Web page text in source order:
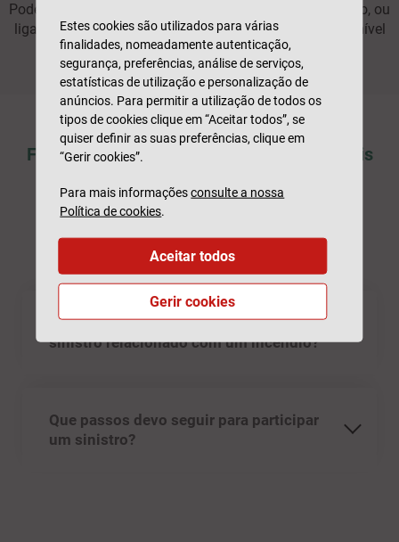
Pode sempre falar com o seu agente se precisar de apoio, ou
ligar para a nossa linha de clientes 211 520 310, disponível
durante os dias úteis das 09h às 19h.
Ficou com dúvidas? Veja as perguntas mais
Geral
Como e quando devo comunicar um
sinistro relacionado com um incêndio?
Que passos devo seguir para participar
um sinistro?
Estes cookies são utilizados para várias
finalidades, nomeadamente autenticação,
segurança, preferências, análise de serviços,
estatísticas de utilização e personalização de
anúncios. Para permitir a utilização de todos os
tipos de cookies clique em “Aceitar todos”, se
quiser definir as suas preferências, clique em
“Gerir cookies”.
Para mais informaçõesconsulte a nossa
Política de cookies.
Gerir cookies
Aceitar todos